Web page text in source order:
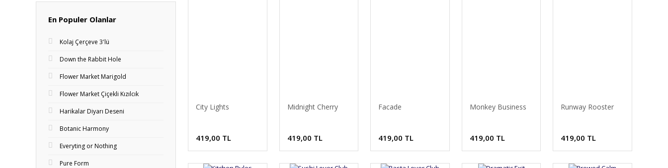
En Populer Olanlar
Kolaj Çerçeve 3'lü
Down the Rabbit Hole
Flower Market Marigold
Flower Market Çiçekli Kızılcık
Harikalar Diyarı Deseni
Botanic Harmony
Everyting or Nothing
Pure Form
City Lights
419,00 TL
Midnight Cherry
419,00 TL
Facade
419,00 TL
Monkey Business
419,00 TL
Runway Rooster
419,00 TL